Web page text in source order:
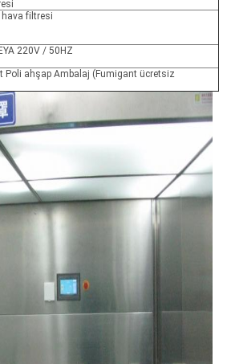
hava filtresi
220V / 50HZ
Poli ahşap Ambalaj (Fumigant ücretsiz